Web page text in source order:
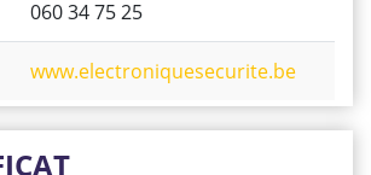
060 34 75 25
www.electroniquesecurite.be